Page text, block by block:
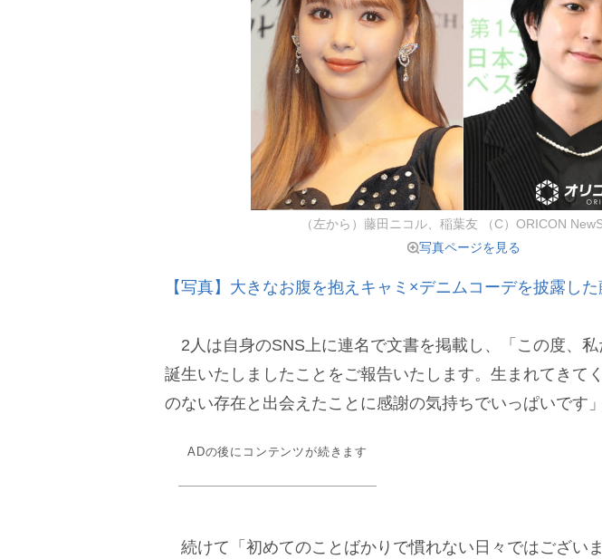
（左から）藤田ニコル、稲葉友 （C）ORICON
写真ページを見る
【写真】大きなお腹を抱えキャミ×デニムコーデを披露し
2人は自身のSNS上に連名で文書を掲載し、「この度、
誕生いたしましたことをご報告いたします。生まれてきて
のない存在と出会えたことに感謝の気持ちでいっぱいです」
ADの後にコンテンツが続きます
続けて「初めてのことばかりで慣れない日々ではござい